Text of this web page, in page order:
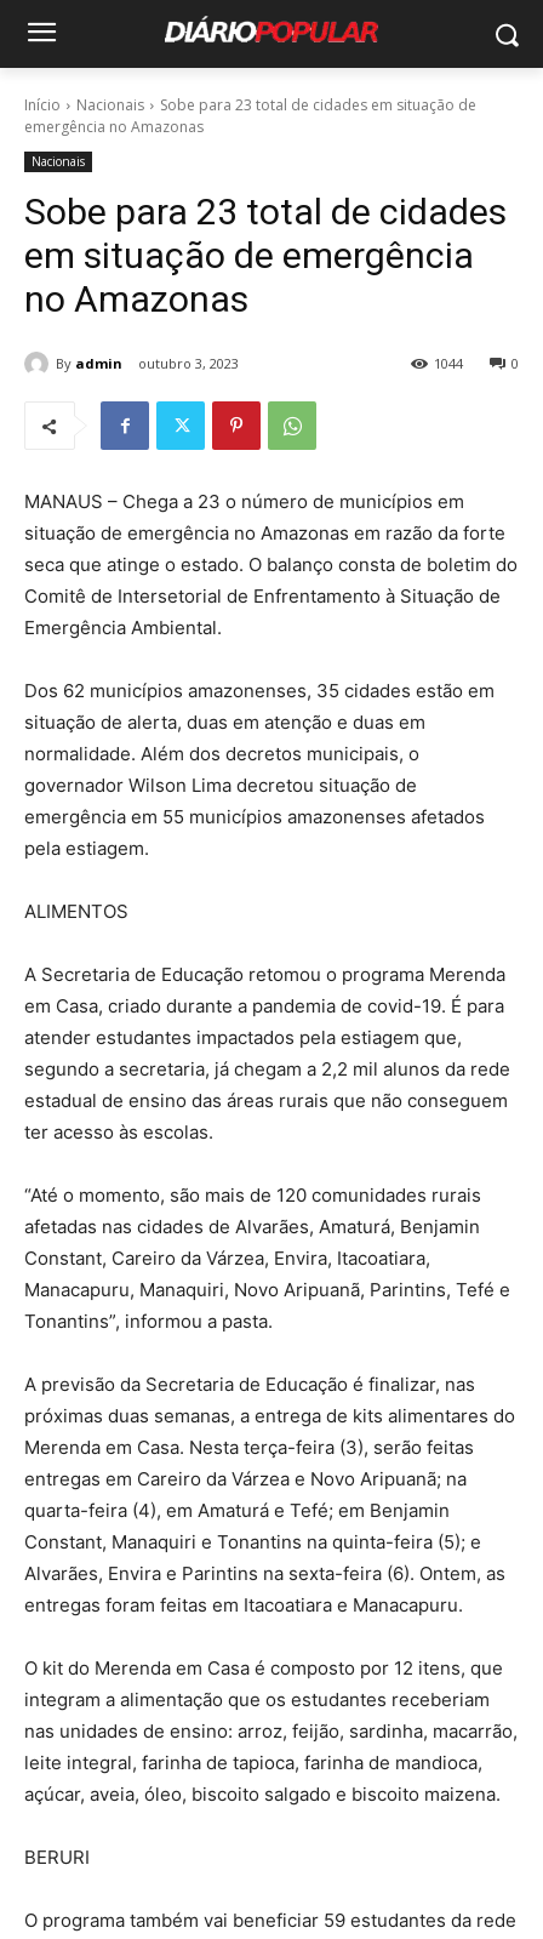
Início Nacionais
Sobe para 23 total de cidades em situação de
emergência no Amazonas
Nacionais
Sobe para 23 total de cidades
em situação de emergência
no Amazonas
By admin outubro 3, 2023 0
1044
MANAUS – Chega a 23 o número de municípios em
situação de emergência no Amazonas em razão da forte
seca que atinge o estado. O balanço consta de boletim do
Comitê de Intersetorial de Enfrentamento à Situação de
Emergência Ambiental.
Dos 62 municípios amazonenses, 35 cidades estão em
situação de alerta, duas em atenção e duas em
normalidade. Além dos decretos municipais, o
governador Wilson Lima decretou situação de
emergência em 55 municípios amazonenses afetados
pela estiagem.
ALIMENTOS
A Secretaria de Educação retomou o programa Merenda
em Casa, criado durante a pandemia de covid-19. É para
atender estudantes impactados pela estiagem que,
segundo a secretaria, já chegam a 2,2 mil alunos da rede
estadual de ensino das áreas rurais que não conseguem
ter acesso às escolas.
“Até o momento, são mais de 120 comunidades rurais
afetadas nas cidades de Alvarães, Amaturá, Benjamin
Constant, Careiro da Várzea, Envira, Itacoatiara,
Manacapuru, Manaquiri, Novo Aripuanã, Parintins, Tefé e
Tonantins”, informou a pasta.
A previsão da Secretaria de Educação é finalizar, nas
próximas duas semanas, a entrega de kits alimentares do
Merenda em Casa. Nesta terça-feira (3), serão feitas
entregas em Careiro da Várzea e Novo Aripuanã; na
quarta-feira (4), em Amaturá e Tefé; em Benjamin
Constant, Manaquiri e Tonantins na quinta-feira (5); e
Alvarães, Envira e Parintins na sexta-feira (6). Ontem, as
entregas foram feitas em Itacoatiara e Manacapuru.
O kit do Merenda em Casa é composto por 12 itens, que
integram a alimentação que os estudantes receberiam
nas unidades de ensino: arroz, feijão, sardinha, macarrão,
leite integral, farinha de tapioca, farinha de mandioca,
açúcar, aveia, óleo, biscoito salgado e biscoito maizena.
BERURI
O programa também vai beneficiar 59 estudantes da rede